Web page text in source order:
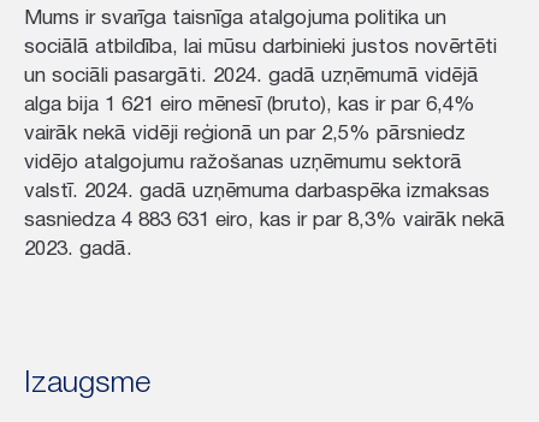
Mums ir svarīga taisnīga atalgojuma politika un
sociālā atbildība, lai mūsu darbinieki justos novērtēti
un sociāli pasargāti. 2024. gadā uzņēmumā vidējā
alga bija 1 621 eiro mēnesī (bruto), kas ir par 6,4%
vairāk nekā vidēji reģionā un par 2,5% pārsniedz
vidējo atalgojumu ražošanas uzņēmumu sektorā
valstī. 2024. gadā uzņēmuma darbaspēka izmaksas
sasniedza 4 883 631 eiro, kas ir par 8,3% vairāk nekā
2023. gadā.
Izaugsme